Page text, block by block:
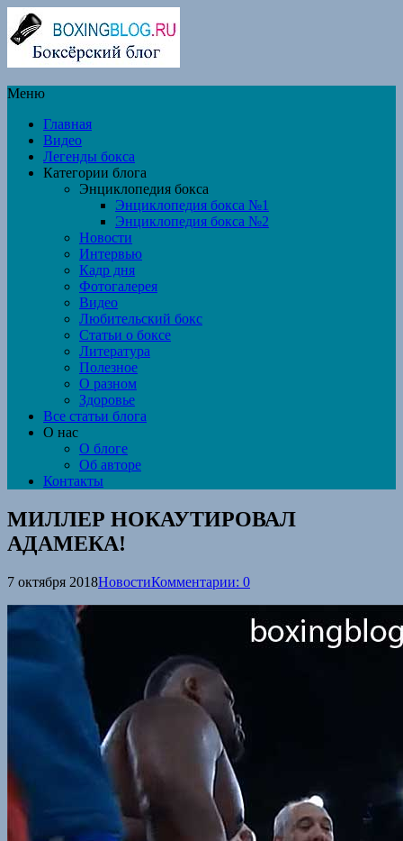
Меню
Главная
Видео
Легенды бокса
Категории блога
Энциклопедия бокса
Энциклопедия бокса №1
Энциклопедия бокса №2
Новости
Интервью
Кадр дня
Фотогалерея
Видео
Любительский бокс
Статьи о боксе
Литература
Полезное
О разном
Здоровье
Все статьи блога
О нас
О блоге
Об авторе
Контакты
МИЛЛЕР НОКАУТИРОВАЛ
АДАМЕКА!
7 октября 2018НовостиКомментарии: 0